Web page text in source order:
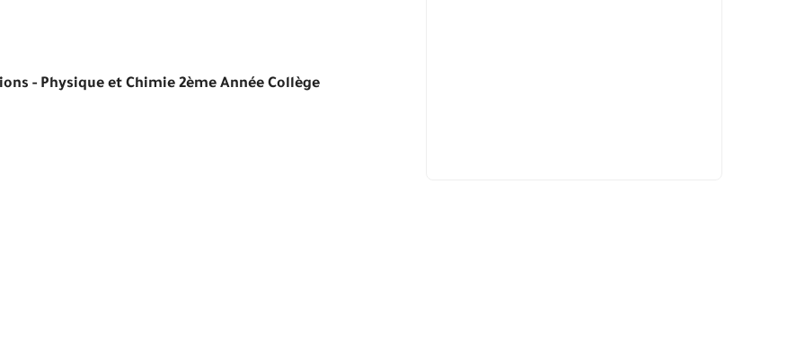
- Physique et Chimie 2ème Année Collège